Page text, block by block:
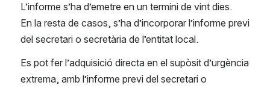
L’informe s’ha d’emetre en un termini de vint dies.
En la resta de casos, s’ha d’incorporar l’informe previ
del secretari o secretària de l’entitat local.
Es pot fer l’adquisició directa en el supòsit d’urgència
extrema, amb l’informe previ del secretari o